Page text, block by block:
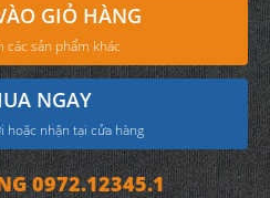
GIỎ HÀNG
các sản phẩm khác
NGAY
hoặc nhận tại cửa hàng
0972.12345.1